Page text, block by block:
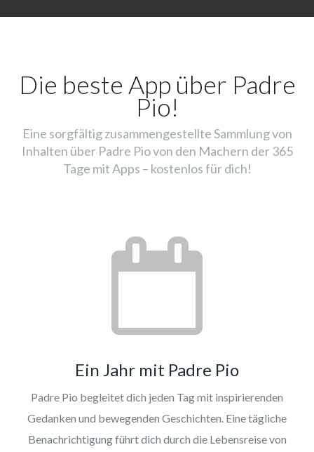
Die beste App über Padre
Pio!
Eine sorgfältig zusammengestellte Sammlung von
Inhalten über Padre Pio von den Machern der 365
Tage mit Apps – kostenlos für dich!
Ein Jahr mit Padre Pio
Padre Pio begleitet dich jeden Tag mit inspirierenden
Gedanken und bewegenden Geschichten. Eine tägliche
Benachrichtigung führt dich durch die Lebensreise von